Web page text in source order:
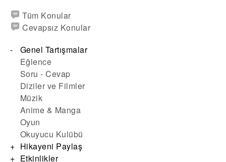
Tüm Konular
Cevapsız Konular
Genel Tartışmalar
Eğlence
Soru - Cevap
Diziler ve Filmler
Müzik
Anime & Manga
Oyun
Okuyucu Kulübü
Hikayeni Paylaş
Etkinlikler